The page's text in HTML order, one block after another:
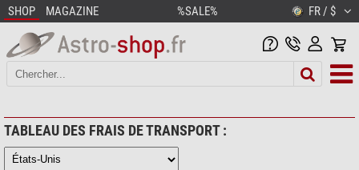
SHOP MAGAZINE %SALE% FR / $
TABLEAU DES FRAIS DE TRANSPORT :